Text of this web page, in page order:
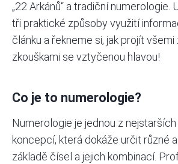
„22 Arkánů“ a tradiční numerologie.
tři praktické způsoby využití
článku a řekneme si, jak projít všemi
zkouškami se vztyčenou hlavou!
Co je to numerologie?
Numerologie je jednou z
koncepcí, která dokáže určit různé
základě čísel a jejich kombinací.